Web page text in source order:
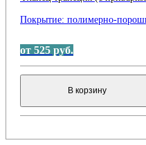
Покрытие: полимерно-
от 525 руб.
В корзину